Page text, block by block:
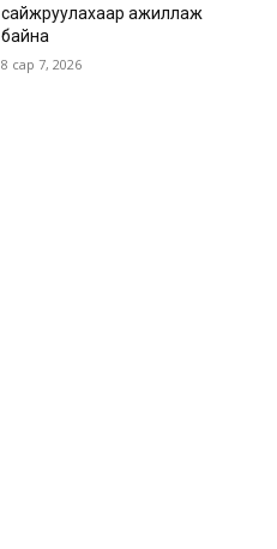
сайжруулахаар ажиллаж
байна
8 сар 7, 2026